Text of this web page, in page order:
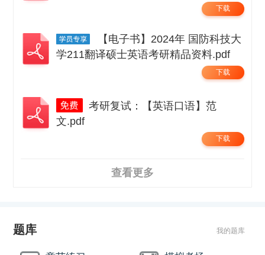
下载
学211翻译硕士英语考研精品资料.pdf
下载
考研复试：【英语口语】范
文.pdf
下载
查看更多
题库 我的题库